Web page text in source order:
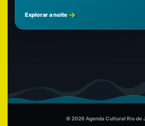
Explorar a noite
© 2026 Agenda Cultural Rio de